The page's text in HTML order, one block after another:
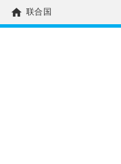
home 联合国